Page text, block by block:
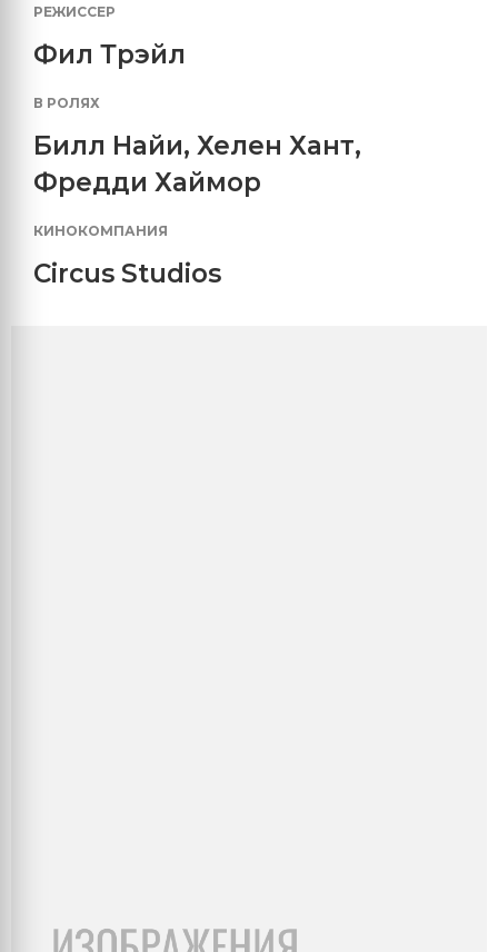
РЕЖИССЕР
Фил Трэйл
В РОЛЯХ
Билл Найи, Хелен Хант,
Фредди Хаймор
КИНОКОМПАНИЯ
Circus Studios